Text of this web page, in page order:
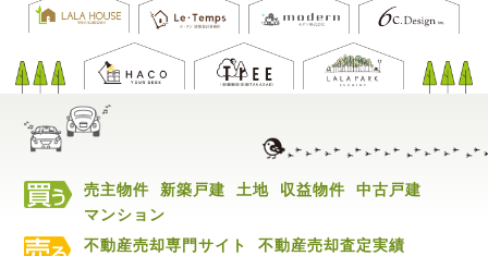
売主物件 新築戸建 土地 収益物件
中古戸建
マンション
不動産売却専門サイト
不動産売却査定実績